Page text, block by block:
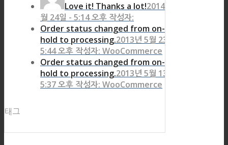
Love it! Thanks a lot!2014년 8
월 24일 - 5:14 오후 작성자:
Order status changed from on-
hold to processing.2013년 5월 23일 -
5:44 오후 작성자: WooCommerce
Order status changed from on-
hold to processing.2013년 5월 13일 -
5:37 오후 작성자: WooCommerce
태그